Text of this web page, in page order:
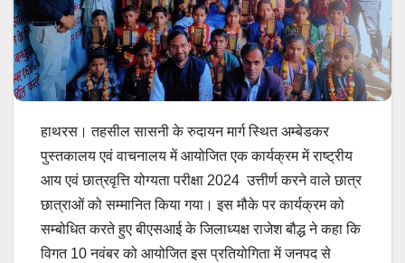
हाथरस। तहसील सासनी के रुदायन मार्ग स्थित अम्बेडकर
पुस्तकालय एवं वाचनालय में आयोजित एक कार्यक्रम में राष्ट्रीय
आय एवं छात्रवृत्ति योग्यता परीक्षा 2024 उत्तीर्ण करने वाले छात्र
छात्राओं को सम्मानित किया गया। इस मौके पर कार्यक्रम को
सम्बोधित करते हुए बीएसआई के जिलाध्यक्ष राजेश बौद्ध ने कहा कि
विगत 10 नवंबर को आयोजित इस प्रतियोगिता में जनपद से